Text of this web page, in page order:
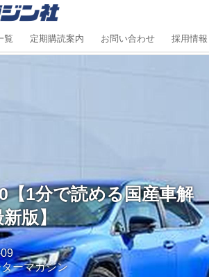
覧 定期購読案内 お問い合わせ 採用情報
【1分で読める国産車解
版】
ーマガジン